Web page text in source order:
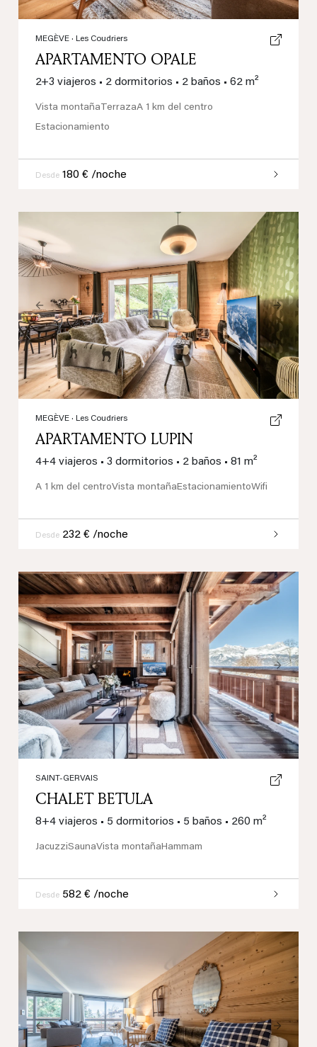
MEGÈVE · Les Coudriers
APARTAMENTO OPALE
2+3 viajeros • 2 dormitorios • 2 baños • 62 m²
Vista montañaTerrazaA 1 km del centro
Estacionamiento
Desde 180 € /noche
Previous Next
MEGÈVE · Les Coudriers
APARTAMENTO LUPIN
4+4 viajeros • 3 dormitorios • 2 baños • 81 m²
A 1 km del centroVista montañaEstacionamientoWifi
Desde 232 € /noche
Previous Next
Previous Next
SAINT-GERVAIS
CHALET BETULA
8+4 viajeros • 5 dormitorios • 5 baños • 260 m²
JacuzziSaunaVista montañaHammam
Desde 582 € /noche